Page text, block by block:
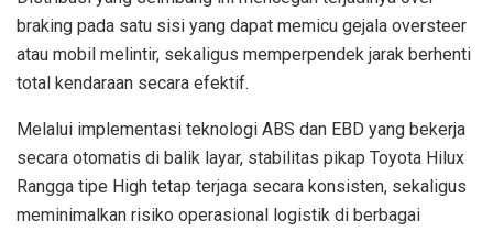
braking pada satu sisi yang dapat memicu gejala oversteer
atau mobil melintir, sekaligus memperpendek jarak berhenti
total kendaraan secara efektif.
Melalui implementasi teknologi ABS dan EBD yang bekerja
secara otomatis di balik layar, stabilitas pikap Toyota Hilux
Rangga tipe High tetap terjaga secara konsisten, sekaligus
meminimalkan risiko operasional logistik di berbagai